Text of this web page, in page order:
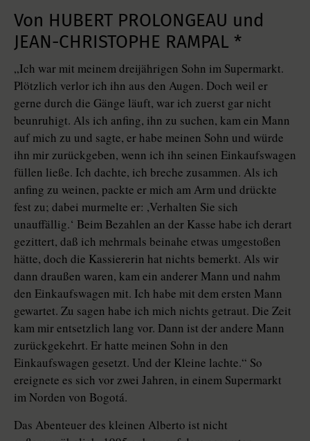
Von HUBERT PROLONGEAU und
JEAN-CHRISTOPHE RAMPAL *
„Ich war mit meinem dreijährigen Sohn im Supermarkt.
Plötzlich verlor ich ihn aus den Augen. Doch weil er
gerne durch die Gänge läuft, war ich zuerst gar nicht
beunruhigt. Als ich anfing, ihn zu suchen, kam ein Mann
auf mich zu und sagte, er habe meinen Sohn und würde
ihn mir zurückgeben, wenn ich ihn seinen Einkaufswagen
füllen ließe. Ich dachte, ich breche zusammen. Als ich
anfing zu weinen, packte er mich am Arm und drückte
fest zu; dabei murmelte er: ,Verhalten Sie sich
unauffällig.‘ Beim Bezahlen an der Kasse habe ich derart
gezittert, daß ich mehrmals beinahe etwas umgestoßen
hätte, doch die Kassiererin hat nichts bemerkt. Als wir
dann draußen waren, kam ein anderer Mann und nahm
den Einkaufswagen mit. Ich habe mit dem ersten Mann
gewartet. Zu sagen habe ich mich nichts getraut. Die Zeit
kam mir entsetzlich lang vor. Dann ist der andere Mann
zurückgekehrt. Er hatte meinen Sohn in den
Einkaufswagen gesetzt. Und der Kleine lachte.“ So
ereignete es sich vor zwei Jahren, in einem Supermarkt
im Norden von Bogotá.
Das Abenteuer des kleinen Alberto ist nicht